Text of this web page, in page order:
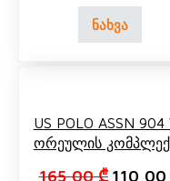
ნახვა
US POLO ASSN 904
Ორეულის
165,00₾ Original
110,00